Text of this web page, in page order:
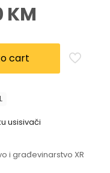
KM
cart
usisivači
i građevinarstvo XR